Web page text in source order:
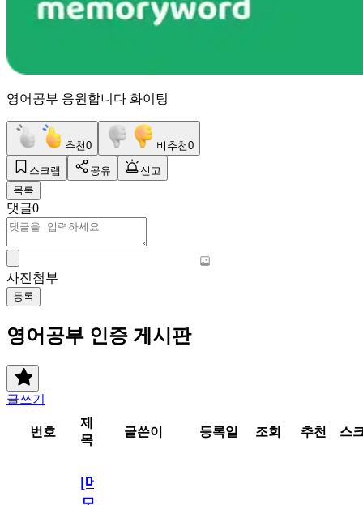
영어공부 응원합니다 화이팅
추천0 비추천0
스크랩 공유
신고
목록
댓글0
사진첨부
등록
영어공부 인증 게시판
글쓰기
번호
제
목
글쓴이 등록일 조회 추천 스
[메